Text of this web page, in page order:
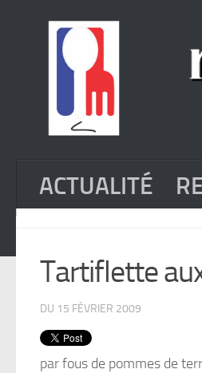
ACTUALITÉ
Tartiflette
DU 15 FÉVRIER 2009
par fous de pommes de